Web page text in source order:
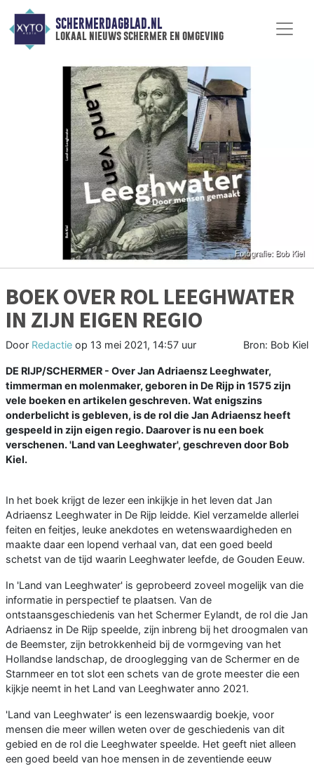
SCHERMERDAGBLAD.NL
lokaal nieuws schermer en omgeving
BOEK OVER ROL LEEGHWATER
IN ZIJN EIGEN REGIO
Door Redactie op 13 mei 2021, 14:57 uur Bron: Bob Kiel
DE RIJP/SCHERMER - Over Jan Adriaensz Leeghwater,
timmerman en molenmaker, geboren in De Rijp in 1575 zijn
vele boeken en artikelen geschreven. Wat enigszins
onderbelicht is gebleven, is de rol die Jan Adriaensz heeft
gespeeld in zijn eigen regio. Daarover is nu een boek
verschenen. 'Land van Leeghwater', geschreven door Bob
Kiel.
In het boek krijgt de lezer een inkijkje in het leven dat Jan
Adriaensz Leeghwater in De Rijp leidde. Kiel verzamelde allerlei
feiten en feitjes, leuke anekdotes en wetenswaardigheden en
maakte daar een lopend verhaal van, dat een goed beeld
schetst van de tijd waarin Leeghwater leefde, de Gouden Eeuw.
In 'Land van Leeghwater' is geprobeerd zoveel mogelijk van die
informatie in perspectief te plaatsen. Van de
ontstaansgeschiedenis van het Schermer Eylandt, de rol die Jan
Adriaensz in De Rijp speelde, zijn inbreng bij het droogmalen van
de Beemster, zijn betrokkenheid bij de vormgeving van het
Hollandse landschap, de drooglegging van de Schermer en de
Starnmeer en tot slot een schets van de grote meester die een
kijkje neemt in het Land van Leeghwater anno 2021.
'Land van Leeghwater' is een lezenswaardig boekje, voor
mensen die meer willen weten over de geschiedenis van dit
gebied en de rol die Leeghwater speelde. Het geeft niet alleen
een goed beeld van hoe mensen in de zeventiende eeuw